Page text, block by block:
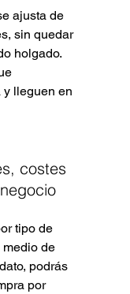
ajusta de
sin quedar
holgado.
y lleguen en
costes
tipo de
medio de
podrás
por